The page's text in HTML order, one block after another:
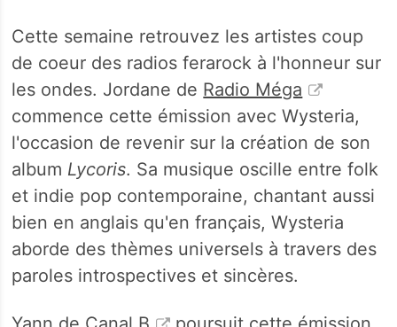
Cette semaine retrouvez les artistes coup
de coeur des radios ferarock à l'honneur sur
les ondes. Jordane de Radio Méga
commence cette émission avec Wysteria,
l'occasion de revenir sur la création de son
album Lycoris. Sa musique oscille entre folk
et indie pop contemporaine, chantant aussi
bien en anglais qu'en français, Wysteria
aborde des thèmes universels à travers des
paroles introspectives et sincères.